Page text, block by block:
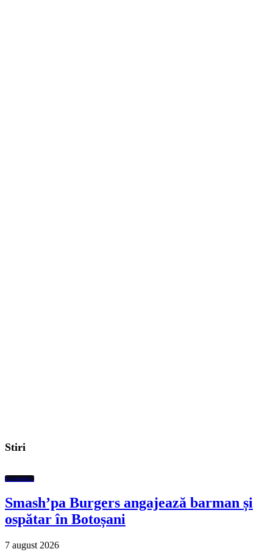
Stiri
Economic
Smash’pa Burgers angajează barman și
ospătar în Botoșani
7 august 2026